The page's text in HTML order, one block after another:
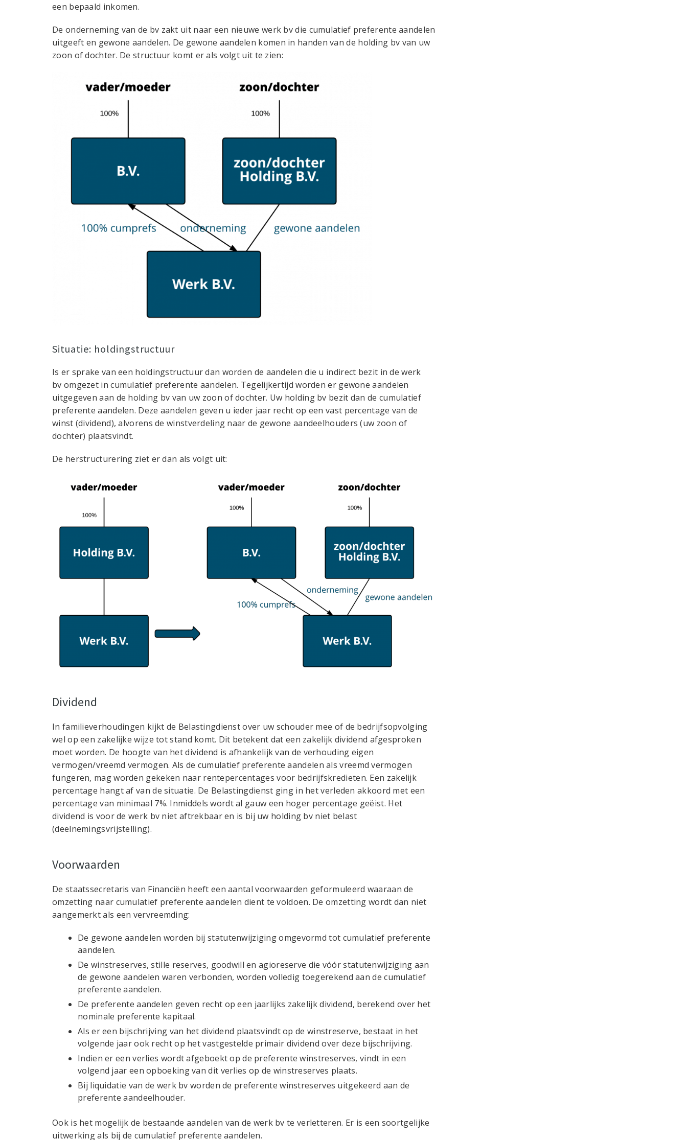
een bepaald inkomen.
De onderneming van de bv zakt uit naar een nieuwe werk bv die cumulatief preferente aandelen
uitgeeft en gewone aandelen. De gewone aandelen komen in handen van de holding bv van uw
zoon of dochter. De structuur komt er als volgt uit te zien:
Situatie: holdingstructuur
Is er sprake van een holdingstructuur dan worden de aandelen die u indirect bezit in de werk
bv omgezet in cumulatief preferente aandelen. Tegelijkertijd worden er gewone aandelen
uitgegeven aan de holding bv van uw zoon of dochter. Uw holding bv bezit dan de cumulatief
preferente aandelen. Deze aandelen geven u ieder jaar recht op een vast percentage van de
winst (dividend), alvorens de winstverdeling naar de gewone aandeelhouders (uw zoon of
dochter) plaatsvindt.
De herstructurering ziet er dan als volgt uit:
Dividend
In familieverhoudingen kijkt de Belastingdienst over uw schouder mee of de bedrijfsopvolging
wel op een zakelijke wijze tot stand komt. Dit betekent dat een zakelijk dividend afgesproken
moet worden. De hoogte van het dividend is afhankelijk van de verhouding eigen
vermogen/vreemd vermogen. Als de cumulatief preferente aandelen als vreemd vermogen
fungeren, mag worden gekeken naar rentepercentages voor bedrijfskredieten. Een zakelijk
percentage hangt af van de situatie. De Belastingdienst ging in het verleden akkoord met een
percentage van minimaal 7%. Inmiddels wordt al gauw een hoger percentage geëist. Het
dividend is voor de werk bv niet aftrekbaar en is bij uw holding bv niet belast
(deelnemingsvrijstelling).
Voorwaarden
De staatssecretaris van Financiën heeft een aantal voorwaarden geformuleerd waaraan de
omzetting naar cumulatief preferente aandelen dient te voldoen. De omzetting wordt dan niet
aangemerkt als een vervreemding:
De gewone aandelen worden bij statutenwijziging omgevormd tot cumulatief preferente
aandelen.
De winstreserves, stille reserves, goodwill en agioreserve die vóór statutenwijziging aan
de gewone aandelen waren verbonden, worden volledig toegerekend aan de cumulatief
preferente aandelen.
De preferente aandelen geven recht op een jaarlijks zakelijk dividend, berekend over het
nominale preferente kapitaal.
Als er een bijschrijving van het dividend plaatsvindt op de winstreserve, bestaat in het
volgende jaar ook recht op het vastgestelde primair dividend over deze bijschrijving.
Indien er een verlies wordt afgeboekt op de preferente winstreserves, vindt in een
volgend jaar een opboeking van dit verlies op de winstreserves plaats.
Bij liquidatie van de werk bv worden de preferente winstreserves uitgekeerd aan de
preferente aandeelhouder.
Ook is het mogelijk de bestaande aandelen van de werk bv te verletteren. Er is een soortgelijke
uitwerking als bij de cumulatief preferente aandelen.